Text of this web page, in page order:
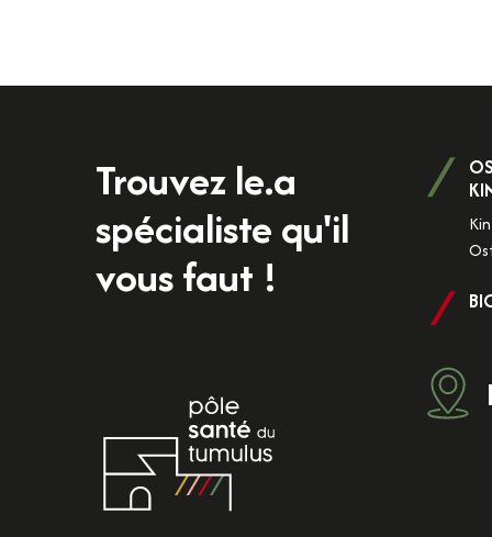
Trouvez le.a
spécialiste qu'il
vous faut !